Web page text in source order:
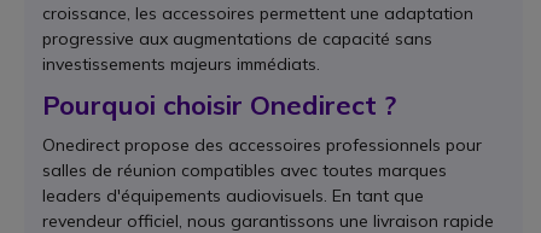
croissance, les accessoires permettent une adaptation
progressive aux augmentations de capacité sans
investissements majeurs immédiats.
Pourquoi choisir Onedirect ?
Onedirect propose des accessoires professionnels pour
salles de réunion compatibles avec toutes marques
leaders d'équipements audiovisuels. En tant que
revendeur officiel, nous garantissons une livraison rapide